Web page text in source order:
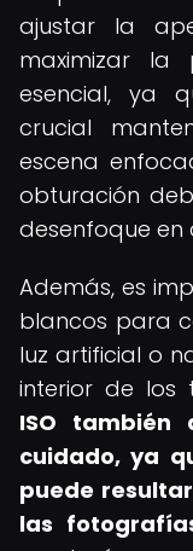
ajustar la
maximizar la
esencial, ya
crucial
escena
obturación
desenfoque en
Además, es
blancos para
luz artificial o
interior de los
ISO también
cuidado, ya
puede
las